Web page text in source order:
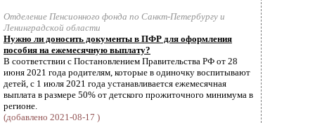
Отделение Пенсионного фонда по Санкт-Петербургу и
Ленинградской области
Нужно ли доносить документы в ПФР для оформления
пособия на ежемесячную выплату?
В соответствии с Постановлением Правительства РФ от 28
июня 2021 года родителям, которые в одиночку воспитывают
детей, с 1 июля 2021 года устанавливается ежемесячная
выплата в размере 50% от детского прожиточного минимума в
регионе.
(добавлено 2021-08-17 )